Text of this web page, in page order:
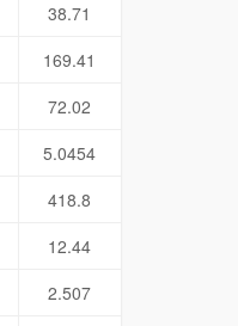
38.71
169.41
72.02
5.0454
418.8
12.44
2.507